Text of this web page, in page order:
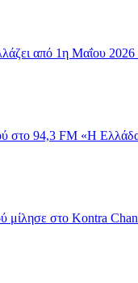
από 1η Μαΐου 2026
στο 94,3 FM «Η
μίλησε στο Kontra